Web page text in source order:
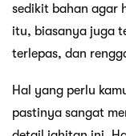
sedikit bahan agar
itu, biasanya juga
terlepas, dan
Hal yang perlu
pastinya sangat